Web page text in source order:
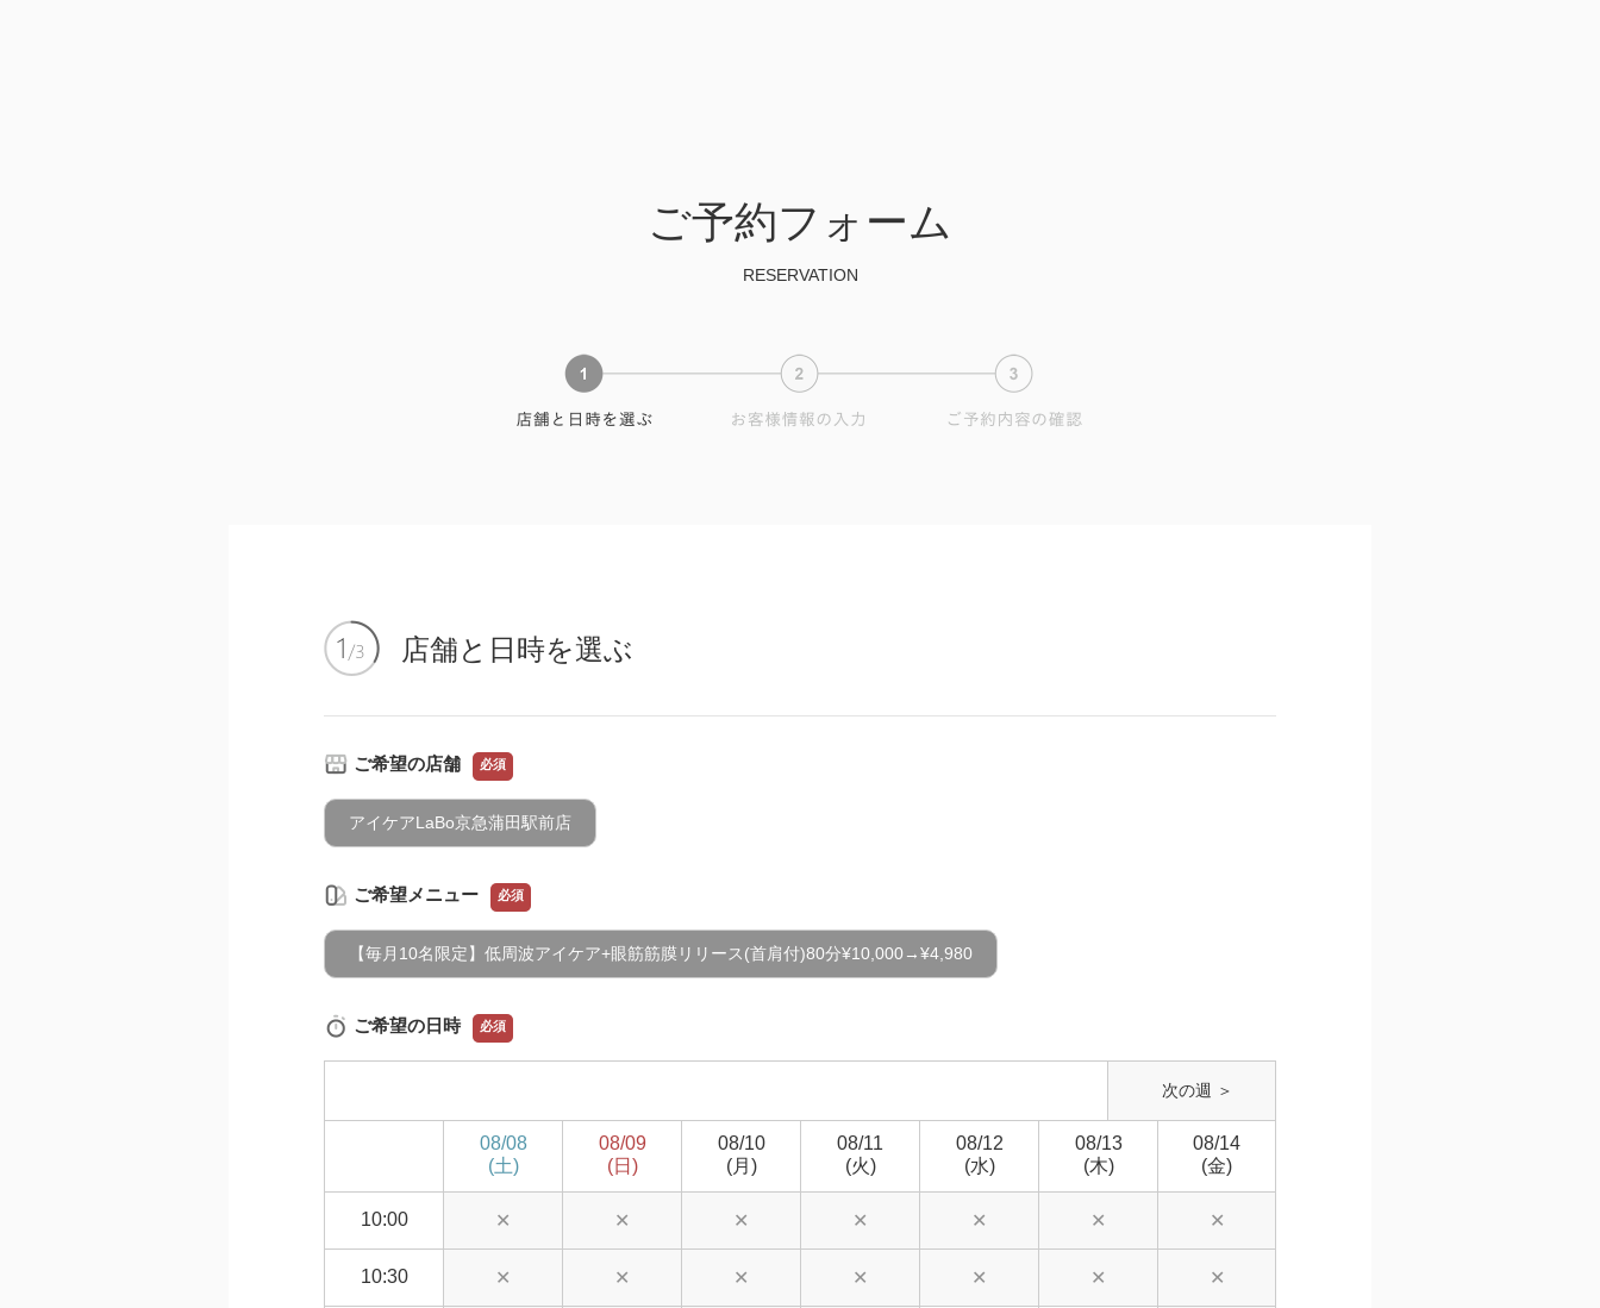
ご予約フォーム
RESERVATION
店舗と日時を選ぶ
ご希望の店舗 必須
アイケアLaBo京急蒲田駅前店
ご希望メニュー 必須
【毎月10名限定】低周波アイケア+眼筋筋膜リリース(首肩付)80分¥10,000→¥4,980
ご希望の日時 必須
次の週 ＞
08/08
(土)
08/09
(日)
08/10
(月)
08/11
(火)
08/12
(水)
08/13
(木)
08/14
(金)
10:00 ✕ ✕ ✕ ✕ ✕ ✕ ✕
10:30 ✕ ✕ ✕ ✕ ✕ ✕ ✕